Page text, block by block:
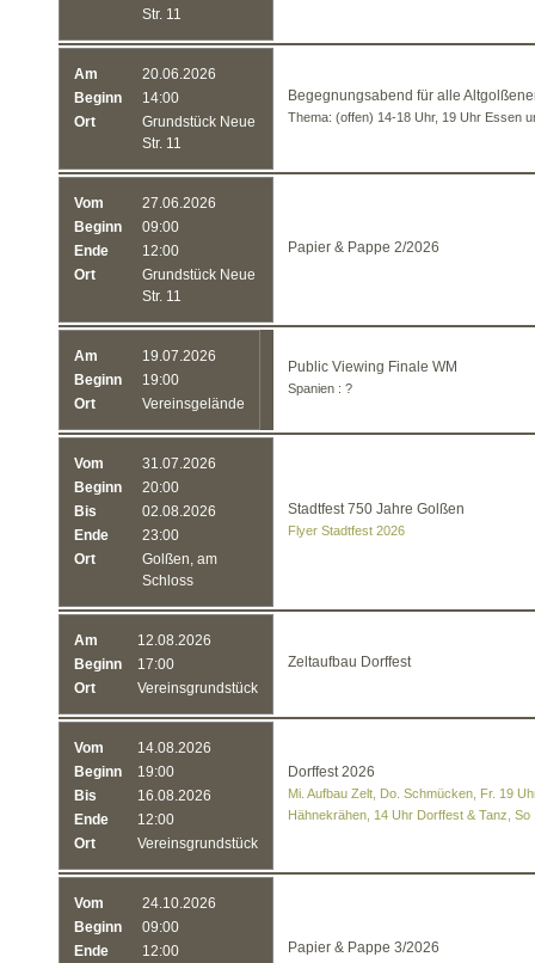
Str. 11
Am
20.06.2026
Beginn
14:00
Ort
Grundstück Neue
Str. 11
Begegnungsabend für alle
Thema: (offen) 14-18 Uhr, 19 Uhr Essen
Vom
27.06.2026
Beginn
09:00
Ende
12:00
Ort
Grundstück Neue
Str. 11
Papier & Pappe 2/2026
Am
19.07.2026
Beginn
19:00
Ort
Vereinsgelände
Public Viewing Finale WM
Spanien : ?
Vom
31.07.2026
Beginn
20:00
Bis
02.08.2026
Ende
23:00
Ort
Golßen, am
Schloss
Stadtfest 750 Jahre Golßen
Flyer Stadtfest 2026
Am
12.08.2026
Beginn
17:00
Ort
Vereinsgrundstück
Zeltaufbau Dorffest
Vom
14.08.2026
Beginn
19:00
Bis
16.08.2026
Ende
12:00
Ort
Vereinsgrundstück
Dorffest 2026
Mi. Aufbau Zelt, Do. Schmücken, Fr. 19
Hähnekrähen, 14 Uhr Dorffest & Tanz,
Vom
24.10.2026
Beginn
09:00
Ende
12:00
Papier & Pappe 3/2026